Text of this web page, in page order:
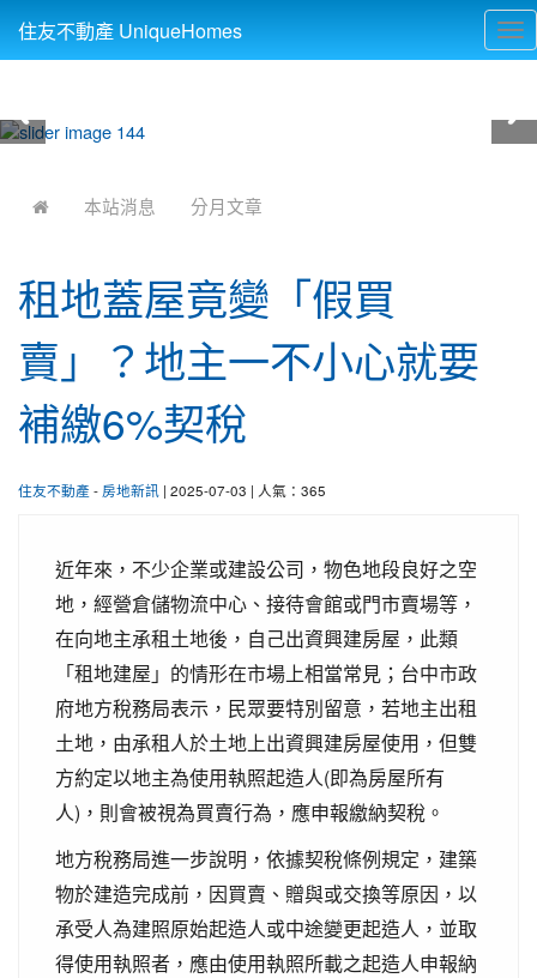
住友不動產 UniqueHomes
本站消息 分月文章
租地蓋屋竟變「假買
賣」？地主一不小心就要
補繳6%契稅
住友不動產 - 房地新訊 | 2025-07-03 | 人氣：365
近年來，不少企業或建設公司，物色地段良好之空
地，經營倉儲物流中心、接待會館或門市賣場等，
在向地主承租土地後，自己出資興建房屋，此類
「租地建屋」的情形在市場上相當常見；台中市政
府地方稅務局表示，民眾要特別留意，若地主出租
土地，由承租人於土地上出資興建房屋使用，但雙
方約定以地主為使用執照起造人(即為房屋所有
人)，則會被視為買賣行為，應申報繳納契稅。
地方稅務局進一步說明，依據契稅條例規定，建築
物於建造完成前，因買賣、贈與或交換等原因，以
承受人為建照原始起造人或中途變更起造人，並取
得使用執照者，應由使用執照所載之起造人申報納